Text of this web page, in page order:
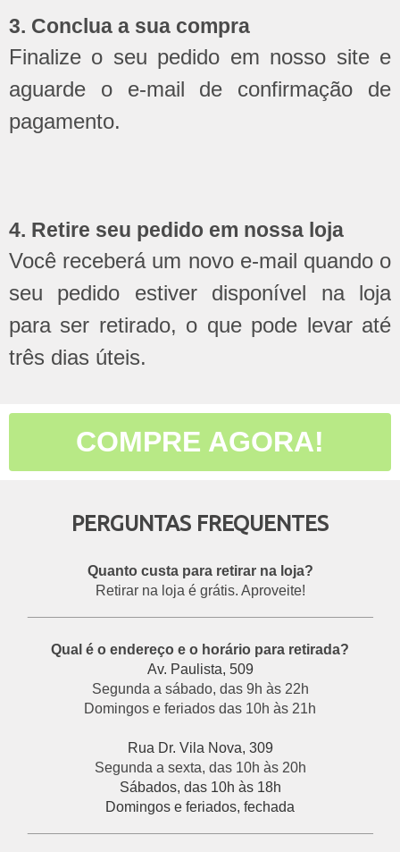
3. Conclua a sua compra
Finalize o seu pedido em nosso site e
aguarde o e-mail de confirmação de
pagamento.
4. Retire seu pedido em nossa loja
Você receberá um novo e-mail quando o
seu pedido estiver disponível na loja
para ser retirado, o que pode levar até
três dias úteis.
COMPRE AGORA!
PERGUNTAS FREQUENTES
Quanto custa para retirar na loja?
Retirar na loja é grátis. Aproveite!
Qual é o endereço e o horário para retirada?
Av. Paulista, 509
Segunda a sábado, das 9h às 22h
Domingos e feriados das 10h às 21h
Rua Dr. Vila Nova, 309
Segunda a sexta, das 10h às 20h
Sábados, das 10h às 18h
Domingos e feriados, fechada